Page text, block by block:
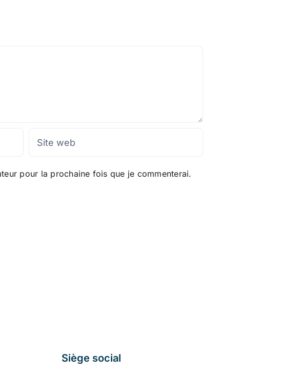
pour la prochaine fois que je commenterai.
Siège social